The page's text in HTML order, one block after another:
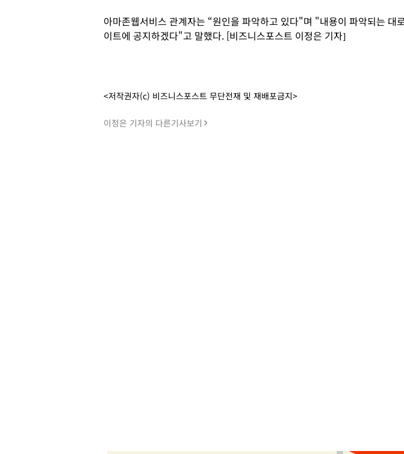
아마존웹서비스 관계자는 “원인을 파악하고 있다"며 "내용이 파악되는 대
이트에 공지하겠다"고 말했다. [비즈니스포스트 이정은 기자]
<저작권자(c) 비즈니스포스트 무단전재 및 재배포금지>
이정은 기자의 다른기사보기